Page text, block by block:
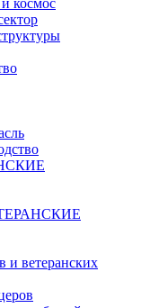
космос
и ветеранских